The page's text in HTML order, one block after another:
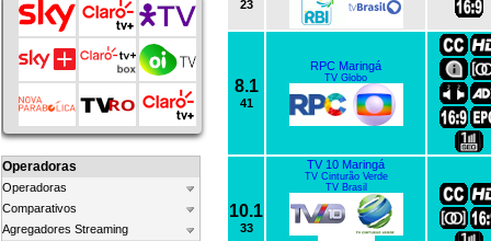
Operadoras
Operadoras
Comparativos
Agregadores Streaming
23
8.1
41
RPC Maringá
TV Globo
10.1
33
TV 10 Maringá
TV Cinturão Verde
TV Brasil